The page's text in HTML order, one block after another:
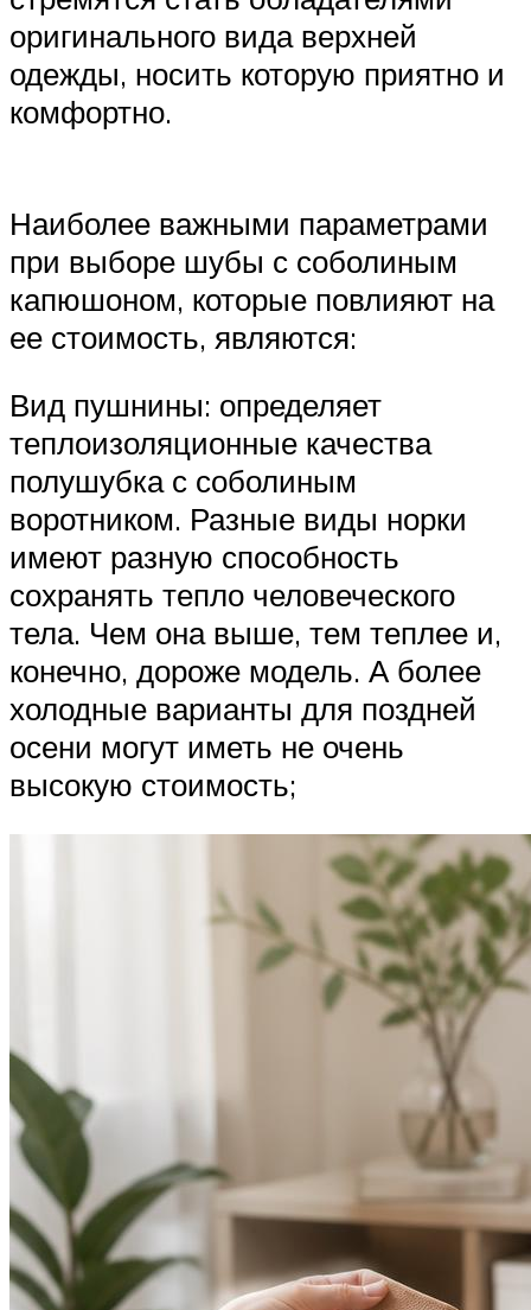
оригинального вида верхней
одежды, носить которую приятно и
комфортно.
Наиболее важными параметрами
при выборе шубы с соболиным
капюшоном, которые повлияют на
ее стоимость, являются:
Вид пушнины: определяет
теплоизоляционные качества
полушубка с соболиным
воротником. Разные виды норки
имеют разную способность
сохранять тепло человеческого
тела. Чем она выше, тем теплее и,
конечно, дороже модель. А более
холодные варианты для поздней
осени могут иметь не очень
высокую стоимость;